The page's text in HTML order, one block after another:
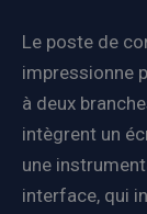
Le poste de
impressionne
à deux
intègrent un
une
interface, qui